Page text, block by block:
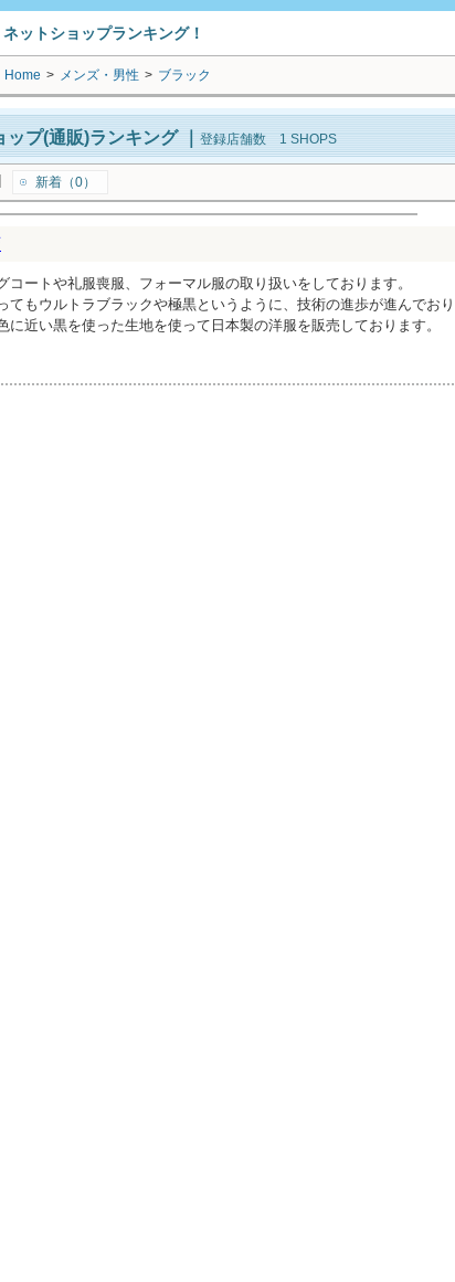
ネットショップランキング！
Home > メンズ・男性 > ブラック
プ(通販)ランキング｜ 登録店舗数 1 SHOPS
新着（0）
コートや礼服喪服、フォーマル服の取り扱いをしております。
てもウルトラブラックや極黒というように、技術の進歩が進んでおり
に近い黒を使った生地を使って日本製の洋服を販売しております。